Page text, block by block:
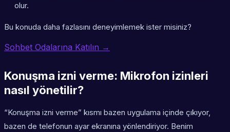
olur.
Bu konuda daha fazlasını deneyimlemek ister misiniz?
Sohbet Odalarına Katılın →
Konuşma izni verme: Mikrofon izinleri
nasıl yönetilir?
“Konuşma izni verme” kısmı bazen uygulama içinde çıkıyor,
bazen de telefonun ayar ekranına yönlendiriyor. Benim